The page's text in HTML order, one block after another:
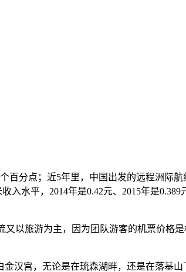
百分点；近5年里，中国出发的远程洲际
水平，2014年是0.42元、2015年是0.389
以旅游为主，因为团队游客的机票价格
汉宫，无论是在琉森湖畔，还是在落基山